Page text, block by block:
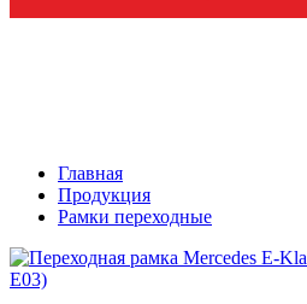
Главная
Продукция
Рамки переходные